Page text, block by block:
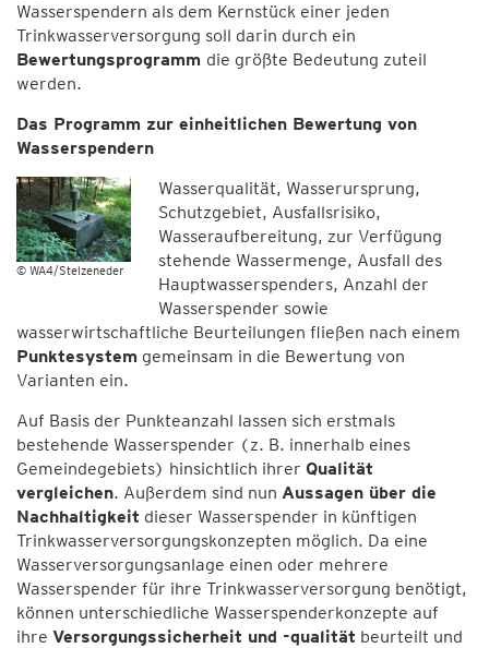
Wasserspendern als dem Kernstück einer jeden
Trinkwasserversorgung soll darin durch ein
Bewertungsprogramm die größte Bedeutung zuteil
werden.
Das Programm zur einheitlichen Bewertung von
Wasserspendern
© WA4/Stelzeneder
Wasserqualität, Wasserursprung,
Schutzgebiet, Ausfallsrisiko,
Wasseraufbereitung, zur Verfügung
stehende Wassermenge, Ausfall des
Hauptwasserspenders, Anzahl der
Wasserspender sowie
wasserwirtschaftliche Beurteilungen fließen nach einem
Punktesystem gemeinsam in die Bewertung von
Varianten ein.
Auf Basis der Punkteanzahl lassen sich erstmals
bestehende Wasserspender (z. B. innerhalb eines
Gemeindegebiets) hinsichtlich ihrer Qualität
vergleichen. Außerdem sind nun Aussagen über die
Nachhaltigkeit dieser Wasserspender in künftigen
Trinkwasserversorgungskonzepten möglich. Da eine
Wasserversorgungsanlage einen oder mehrere
Wasserspender für ihre Trinkwasserversorgung benötigt,
können unterschiedliche Wasserspenderkonzepte auf
ihre Versorgungssicherheit und -qualität beurteilt und